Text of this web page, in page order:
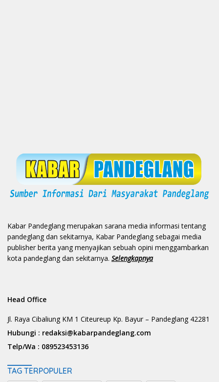
Kabar Pandeglang merupakan sarana media informasi tentang
pandeglang dan sekitarnya, Kabar Pandeglang sebagai media
publisher berita yang menyajikan sebuah opini menggambarkan
kota pandeglang dan sekitarnya. Selengkapnya
Head Office
Jl. Raya Cibaliung KM 1 Citeureup Kp. Bayur – Pandeglang 42281
Hubungi : redaksi@kabarpandeglang.com
Telp/Wa : 089523453136
TAG TERPOPULER